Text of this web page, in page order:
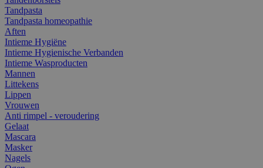
Tandpasta
Tandpasta homeopathie
Aften
Intieme Hygiëne
Intieme Hygienische Verbanden
Intieme Wasproducten
Mannen
Littekens
Lippen
Vrouwen
Anti rimpel - veroudering
Gelaat
Mascara
Masker
Nagels